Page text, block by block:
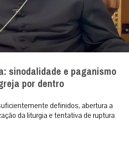
sinodalidade e paganismo
por dentro
definidos, abertura a
da liturgia e tentativa de ruptura